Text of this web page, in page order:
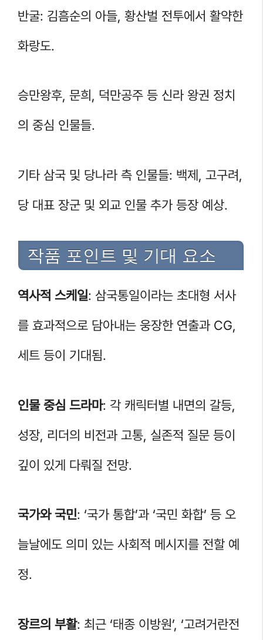
반굴: 김흠순의 아들, 황산벌 전투에서 활약한
화랑도.
승만왕후, 문희, 덕만공주 등 신라 왕권 정치
의 중심 인물들.
기타 삼국 및 당나라 측 인물들: 백제, 고구려,
당 대표 장군 및 외교 인물 추가 등장 예상.
작품 포인트 및 기대 요소
역사적 스케일: 삼국통일이라는 초대형 서사
를 효과적으로 담아내는 웅장한 연출과 CG,
세트 등이 기대됨.
인물 중심 드라마: 각 캐릭터별 내면의 갈등,
성장, 리더의 비전과 고통, 실존적 질문 등이
깊이 있게 다뤄질 전망.
국가와 국민: ‘국가 통합’과 ‘국민 화합’ 등 오
늘날에도 의미 있는 사회적 메시지를 전할 예
정.
장르의 부활: 최근 ‘태종 이방원’, ‘고려거란전